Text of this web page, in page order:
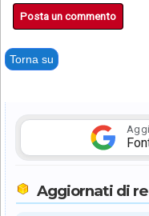
Posta un commento
Torna su
Aggiornati di